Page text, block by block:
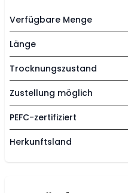
Verfügbare Menge
Länge
Trocknungszustand
Zustellung möglich
PEFC-zertifiziert
Herkunftsland